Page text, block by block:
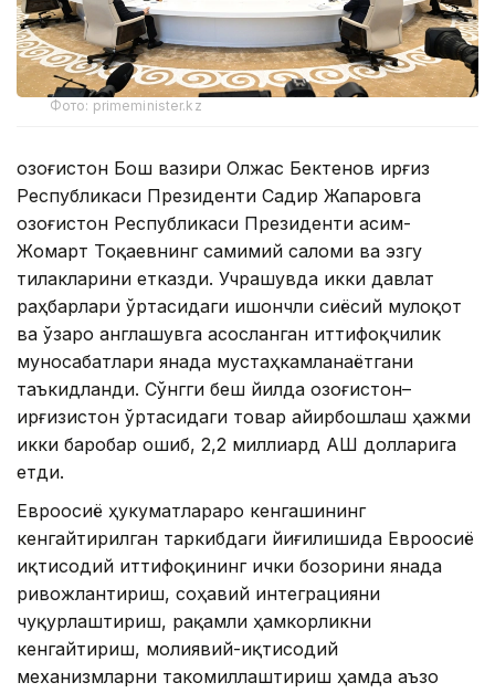
Фото: primeminister.kz
Қозоғистон Бош вазири Олжас Бектенов Қирғиз
Республикаси Президенти Садир Жапаровга
Қозоғистон Республикаси Президенти Қасим-
Жомарт Тоқаевнинг самимий саломи ва эзгу
тилакларини етказди. Учрашувда икки давлат
раҳбарлари ўртасидаги ишончли сиёсий мулоқот
ва ўзаро англашувга асосланган иттифоқчилик
муносабатлари янада мустаҳкамланаётгани
таъкидланди. Сўнгги беш йилда Қозоғистон–
Қирғизистон ўртасидаги товар айирбошлаш ҳажми
икки баробар ошиб, 2,2 миллиард АҚШ долларига
етди.
Евроосиё ҳукуматлараро кенгашининг
кенгайтирилган таркибдаги йиғилишида Евроосиё
иқтисодий иттифоқининг ички бозорини янада
ривожлантириш, соҳавий интеграцияни
чуқурлаштириш, рақамли ҳамкорликни
кенгайтириш, молиявий-иқтисодий
механизмларни такомиллаштириш ҳамда аъзо